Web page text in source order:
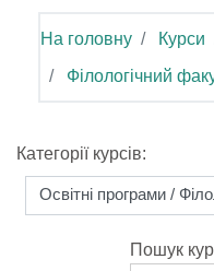
На головну Курси
Філологічний
Категорії курсів:
Пошук